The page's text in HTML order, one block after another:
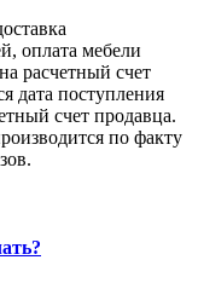
оплата мебели
расчетный счет
дата поступления
счет продавца.
по факту